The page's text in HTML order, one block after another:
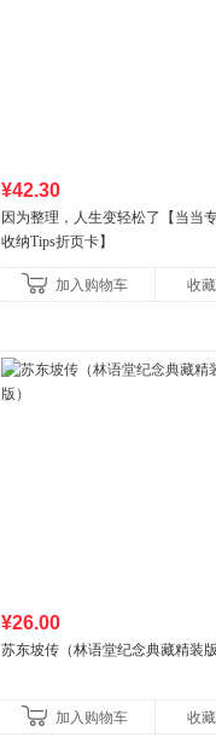
¥42.30
因为整理，人生变轻松了【当当
收纳Tips折页卡】
加入购物车 收藏
¥26.00
苏东坡传（林语堂纪念典藏精装
加入购物车 收藏